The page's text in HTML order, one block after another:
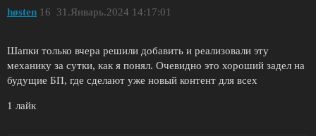
høsten 31.Январь.2024 14:17:01
16
Шапки только вчера решили добавить и реализовали эту
механику за сутки, как я понял. Очевидно это хороший задел на
будущие БП, где сделают уже новый контент для всех
1 лайк